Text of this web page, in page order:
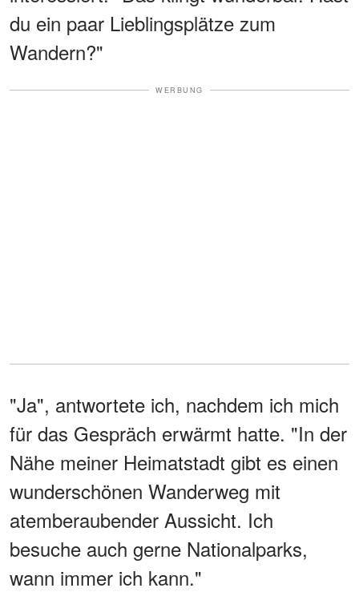
du ein paar Lieblingsplätze zum
Wandern?"
WERBUNG
"Ja", antwortete ich, nachdem ich mich
für das Gespräch erwärmt hatte. "In der
Nähe meiner Heimatstadt gibt es einen
wunderschönen Wanderweg mit
atemberaubender Aussicht. Ich
besuche auch gerne Nationalparks,
wann immer ich kann."